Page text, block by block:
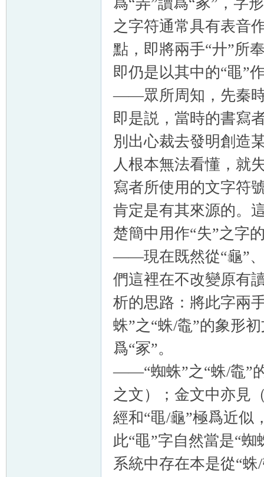
之字符通常具有表音
點，即將兩手“廾”所
即仍是以其中的“黽”
——眾所周知，先秦時
即是説，當時的書寫
別出心裁去發明創造
人根本無法看懂，就
寫者所使用的文字符
肯定是有其來源的。
楚簡中用作“失”之字
——現在既然從“龜”、
們這裡在不改變原有
析的思路：將此字兩
蛛”之“蛛/鼄”的象形
爲“冢”。
——“蜘蛛”之“蛛/鼄”
之文）；金文中亦見
經和“黽/龜”極爲近似
此“黽”字自然當是“
系統中存在本是從“蛛/